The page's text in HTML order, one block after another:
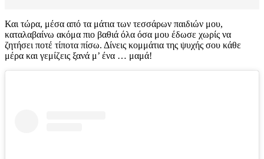
Και τώρα, μέσα από τα μάτια των τεσσάρων παιδιών μου,
καταλαβαίνω ακόμα πιο βαθιά όλα όσα μου έδωσε χωρίς να
ζητήσει ποτέ τίποτα πίσω. Δίνεις κομμάτια της ψυχής σου κάθε
μέρα και γεμίζεις ξανά μ’ ένα … μαμά!